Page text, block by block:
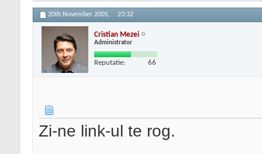
20th November 2005, 23:32
Cristian Mezei
Administrator
Reputatie: 66
Zi-ne link-ul te rog.